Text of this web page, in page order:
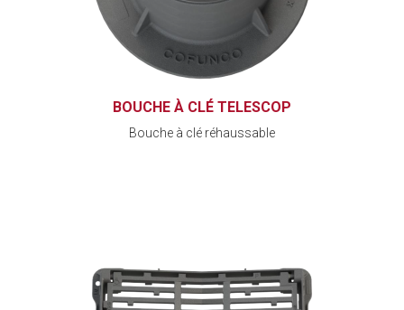
BOUCHE À CLÉ TELESCOP
Bouche à clé réhaussable